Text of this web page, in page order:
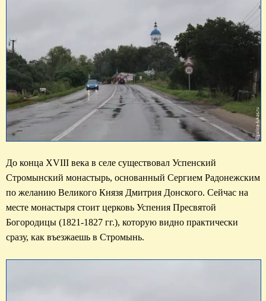
До конца XVIII века в селе существовал Успенский
Стромынский монастырь, основанный Сергием Радонежским
по желанию Великого Князя Дмитрия Донского. Сейчас на
месте монастыря стоит церковь Успения Пресвятой
Богородицы (1821-1827 гг.), которую видно практически
сразу, как въезжаешь в Стромынь.